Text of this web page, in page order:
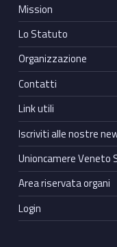
Mission
Lo Statuto
Organizzazione
Contatti
Link utili
Iscriviti alle nostre
Unioncamere Veneto
Area riservata organi
Login